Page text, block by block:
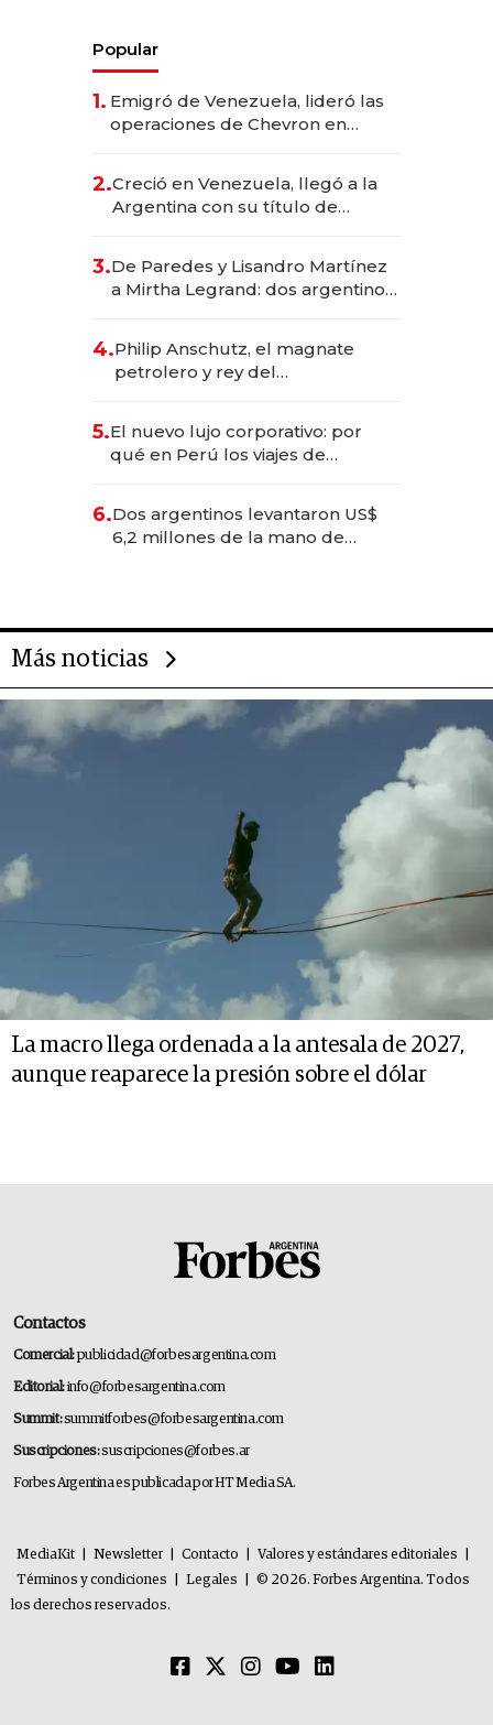
Popular
1. Emigró de Venezuela, lideró las
operaciones de Chevron en
2.Creció en Venezuela, llegó a la
Argentina con su título de
las marcas "fast premium"
3.De Paredes y Lisandro Martínez
a Mirtha Legrand: dos argentinos
4.Philip Anschutz, el magnate
petrolero y rey del
Fénix
5.El nuevo lujo corporativo: por
qué en Perú los viajes de
para convertirse en experiencias
transformadoras
6.Dos argentinos levantaron US$
6,2 millones de la mano de
Más noticias
La macro llega ordenada a la antesala de 2027,
aunque reaparece la presión sobre el dólar
Contactos
Comercial:publicidad@forbesargentina.com
Editorial:info@forbesargentina.com
Summit:summitforbes@forbesargentina.com
Suscripciones:suscripciones@forbes.ar
Forbes Argentina es publicada por HT Media SA.
MediaKit Newsletter Contacto Valores y estándares editoriales
Términos y condiciones
Legales
© 2026. Forbes Argentina. Todos
los derechos reservados.